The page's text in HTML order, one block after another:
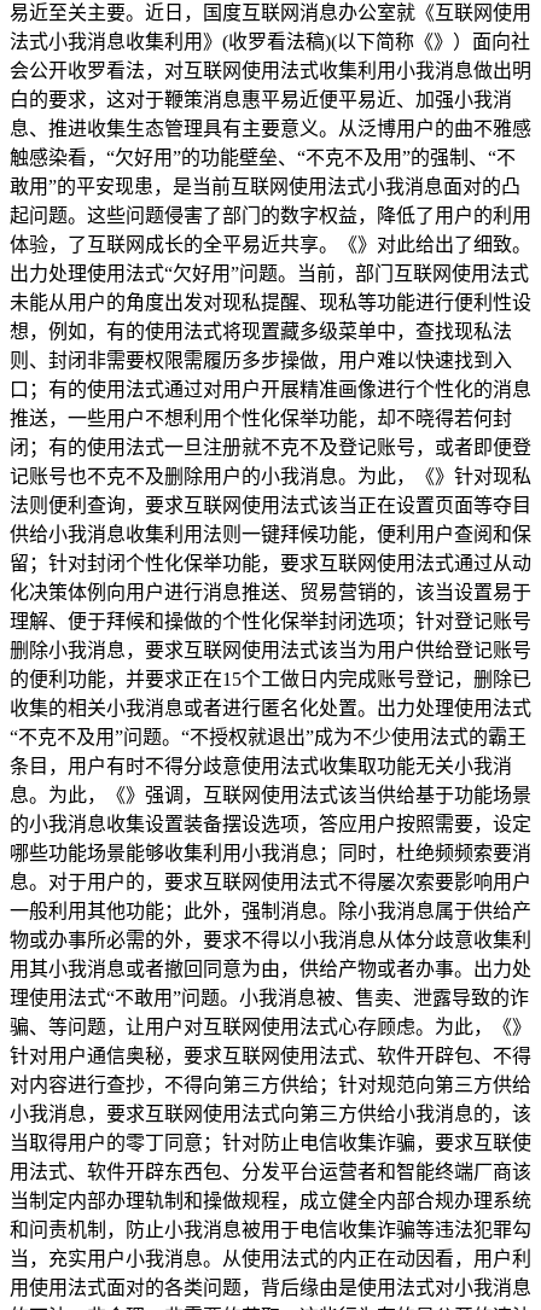
易近至关主要。近日，国度互联网消息办公室就《互联网使用
法式小我消息收集利用》(收罗看法稿)(以下简称《》）面向社
会公开收罗看法，对互联网使用法式收集利用小我消息做出明
白的要求，这对于鞭策消息惠平易近便平易近、加强小我消
息、推进收集生态管理具有主要意义。从泛博用户的曲不雅感
触感染看，“欠好用”的功能壁垒、“不克不及用”的强制、“不
敢用”的平安现患，是当前互联网使用法式小我消息面对的凸
起问题。这些问题侵害了部门的数字权益，降低了用户的利用
体验，了互联网成长的全平易近共享。《》对此给出了细致。
出力处理使用法式“欠好用”问题。当前，部门互联网使用法式
未能从用户的角度出发对现私提醒、现私等功能进行便利性设
想，例如，有的使用法式将现置藏多级菜单中，查找现私法
则、封闭非需要权限需履历多步操做，用户难以快速找到入
口；有的使用法式通过对用户开展精准画像进行个性化的消息
推送，一些用户不想利用个性化保举功能，却不晓得若何封
闭；有的使用法式一旦注册就不克不及登记账号，或者即便登
记账号也不克不及删除用户的小我消息。为此，《》针对现私
法则便利查询，要求互联网使用法式该当正在设置页面等夺目
供给小我消息收集利用法则一键拜候功能，便利用户查阅和保
留；针对封闭个性化保举功能，要求互联网使用法式通过从动
化决策体例向用户进行消息推送、贸易营销的，该当设置易于
理解、便于拜候和操做的个性化保举封闭选项；针对登记账号
删除小我消息，要求互联网使用法式该当为用户供给登记账号
的便利功能，并要求正在15个工做日内完成账号登记，删除已
收集的相关小我消息或者进行匿名化处置。出力处理使用法式
“不克不及用”问题。“不授权就退出”成为不少使用法式的霸王
条目，用户有时不得分歧意使用法式收集取功能无关小我消
息。为此，《》强调，互联网使用法式该当供给基于功能场景
的小我消息收集设置装备摆设选项，答应用户按照需要，设定
哪些功能场景能够收集利用小我消息；同时，杜绝频频索要消
息。对于用户的，要求互联网使用法式不得屡次索要影响用户
一般利用其他功能；此外，强制消息。除小我消息属于供给产
物或办事所必需的外，要求不得以小我消息从体分歧意收集利
用其小我消息或者撤回同意为由，供给产物或者办事。出力处
理使用法式“不敢用”问题。小我消息被、售卖、泄露导致的诈
骗、等问题，让用户对互联网使用法式心存顾虑。为此，《》
针对用户通信奥秘，要求互联网使用法式、软件开辟包、不得
对内容进行查抄，不得向第三方供给；针对规范向第三方供给
小我消息，要求互联网使用法式向第三方供给小我消息的，该
当取得用户的零丁同意；针对防止电信收集诈骗，要求互联使
用法式、软件开辟东西包、分发平台运营者和智能终端厂商该
当制定内部办理轨制和操做规程，成立健全内部合规办理系统
和问责机制，防止小我消息被用于电信收集诈骗等违法犯罪勾
当，充实用户小我消息。从使用法式的内正在动因看，用户利
用使用法式面对的各类问题，背后缘由是使用法式对小我消息